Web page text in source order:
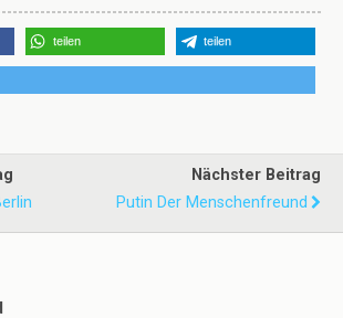
teilen teilen
Nächster Beitrag
Putin Der Menschenfreund